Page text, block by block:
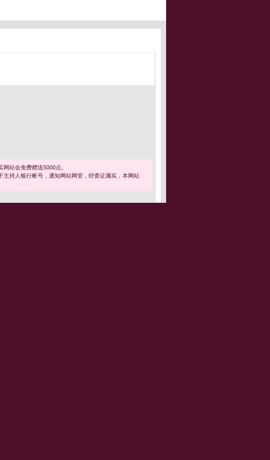
站会免费赠送5000点。
持人银行帐号，通知网站网管，经查证属实，本网站